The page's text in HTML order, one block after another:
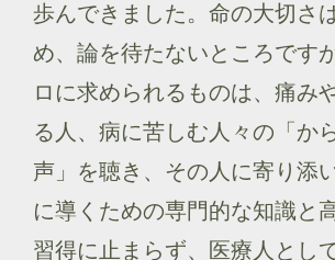
歩んできました。命の大切さ
め、論を待たないところです
ロに求められるものは、痛み
る人、病に苦しむ人々の「か
声」を聴き、その人に寄り添
に導くための専門的な知識と
習得に止まらず、医療人とし